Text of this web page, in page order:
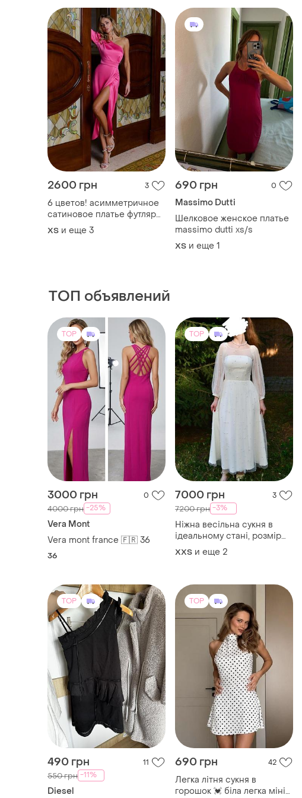
2600 грн 3
6 цветов! асимметричное
сатиновое платье футляр
на одно плечо, миди
платья из сатина с
ХS и еще 3
690 грн 0
Massimo Dutti
Шелковое женское платье
massimo dutti xs/s
ХS и еще 1
ТОП объявлений
TOP
3000 грн 0
4000 грн -25%
Vera Mont
Vera mont france 🇫🇷 36
36
TOP
7000 грн 3
7200 грн -3%
Ніжна весільна сукня в
ідеальному стані, розмір
xs-s
XХS и еще 2
TOP
490 грн 11
550 грн -11%
Diesel
TOP
690 грн 42
Легка літня сукня в
горошок 💓 біла легка міні